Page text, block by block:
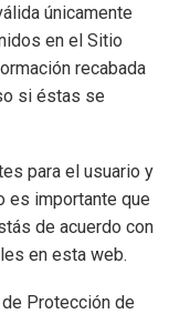
únicamente
en el Sitio
recabada
si éstas se
para el usuario y
es importante que
de acuerdo con
en esta web.
Protección de